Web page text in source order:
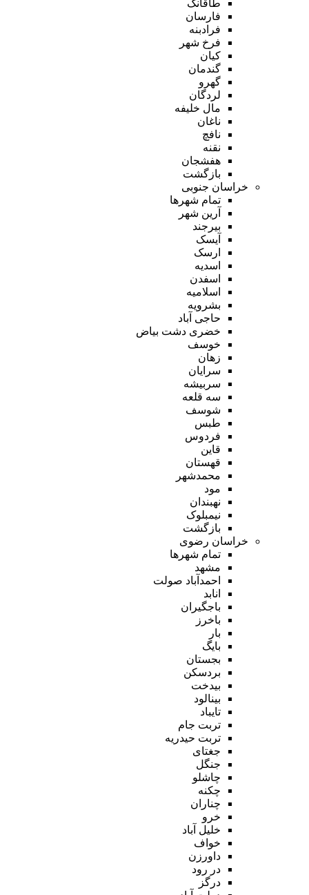
طاقانک
فارسان
فرادبنه
فرخ شهر
کیان
گندمان
گهرو
لردگان
مال خلیفه
ناغان
نافچ
نقنه
هفشجان
بازگشت
خراسان جنوبی
تمام شهر‌ها
آرین شهر
بیرجند
آیسک
ارسک
اسدیه
اسفدن
اسلامیه
بشرویه
حاجی آباد
خضری دشت بیاض
خوسف
زهان
سرایان
سربیشه
سه قلعه
شوسف
طبس
فردوس
قاین
قهستان
محمدشهر
مود
نهبندان
نیمبلوک
بازگشت
خراسان رضوی
تمام شهر‌ها
مشهد
احمدآباد صولت
انابد
باجگیران
باخرز
بار
بایگ
بجستان
بردسکن
بیدخت
بینالود
تایباد
تربت جام
تربت حیدریه
جغتای
جنگل
چاشلو
چکنه
چناران
خرو
خلیل آباد
خواف
داورزن
در رود
درگز